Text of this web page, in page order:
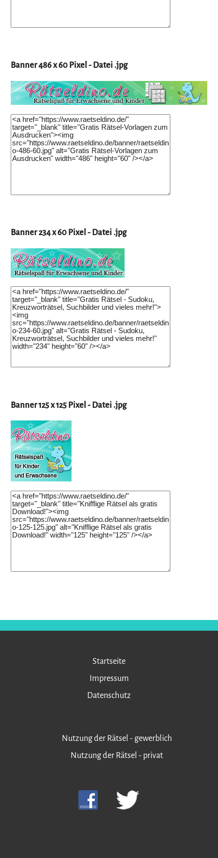
Banner 486 x 60 Pixel - Datei .jpg
Banner 234 x 60 Pixel - Datei .jpg
Banner 125 x 125 Pixel - Datei .jpg
Startseite
Impressum
Datenschutz
Nutzung der Rätsel - gewerblich
Nutzung der Rätsel - privat